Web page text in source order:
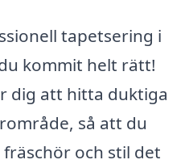
tapetsering i
kommit helt rätt!
dig att hitta duktiga
så att du
och stil det